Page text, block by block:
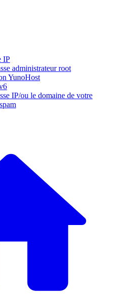
IP
administrateur root
YunoHost
IP/ou le domaine de votre